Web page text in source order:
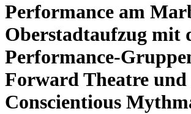
Performance am
Oberstadtaufzug mit
Performance-
Forward Theatre und
Conscientious